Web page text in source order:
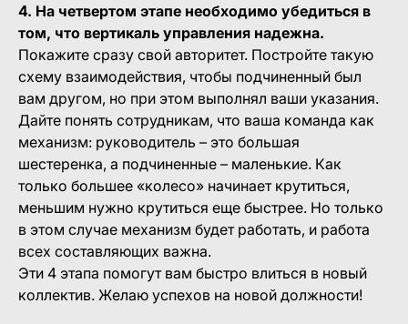
4. На четвертом этапе необходимо убедиться в
том, что вертикаль управления надежна.
Покажите сразу свой авторитет. Постройте такую
схему взаимодействия, чтобы подчиненный был
вам другом, но при этом выполнял ваши указания.
Дайте понять сотрудникам, что ваша команда как
механизм: руководитель – это большая
шестеренка, а подчиненные – маленькие. Как
только большее «колесо» начинает крутиться,
меньшим нужно крутиться еще быстрее. Но только
в этом случае механизм будет работать, и работа
всех составляющих важна.
Эти 4 этапа помогут вам быстро влиться в новый
коллектив. Желаю успехов на новой должности!